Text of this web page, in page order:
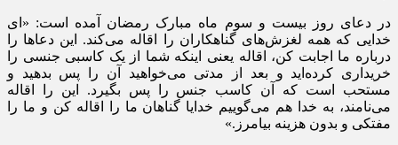
در دعای روز بیست و سوم ماه مبارک رمضان آمده است: «ای
خدایی که همه لغزش‌های گناهکاران را اقاله می‌کند. این دعاها را
درباره ما اجابت کن، اقاله یعنی اینکه شما از یک کاسبی جنسی را
خریداری کرده‌اید و بعد از مدتی می‌خواهید آن را پس بدهید و
مستحب است که آن کاسب جنس را پس بگیرد. این را اقاله
می‌نامند، به خدا هم می‌گوییم خدایا گناهان ما را اقاله کن و ما را
مفتکی و بدون هزینه بیامرز.»